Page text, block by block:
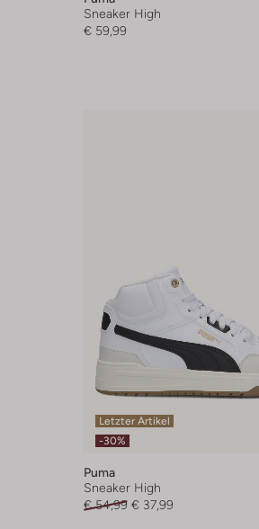
Sneaker High
€ 59,99
Letzter Artikel
-30%
Puma
Sneaker High
€ 54,99 € 37,99